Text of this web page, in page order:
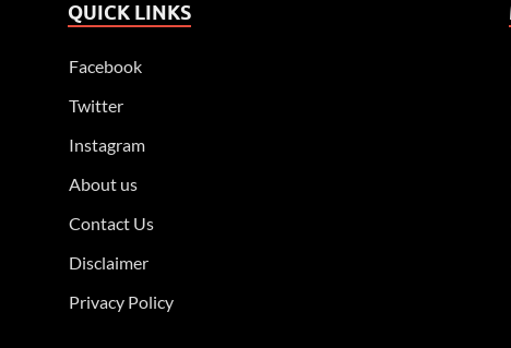
QUICK LINKS
Facebook
Twitter
Instagram
About us
Contact Us
Disclaimer
Privacy Policy